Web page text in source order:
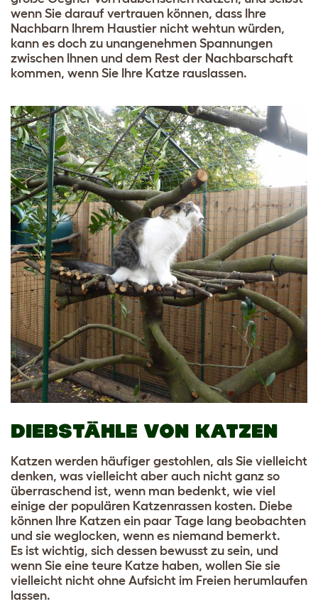
wenn Sie darauf vertrauen können, dass Ihre
Nachbarn Ihrem Haustier nicht wehtun würden,
kann es doch zu unangenehmen Spannungen
zwischen Ihnen und dem Rest der Nachbarschaft
kommen, wenn Sie Ihre Katze rauslassen.
DIEBSTÄHLE VON KATZEN
Katzen werden häufiger gestohlen, als Sie vielleicht
denken, was vielleicht aber auch nicht ganz so
überraschend ist, wenn man bedenkt, wie viel
einige der populären Katzenrassen kosten. Diebe
können Ihre Katzen ein paar Tage lang beobachten
und sie weglocken, wenn es niemand bemerkt.
Es ist wichtig, sich dessen bewusst zu sein, und
wenn Sie eine teure Katze haben, wollen Sie sie
vielleicht nicht ohne Aufsicht im Freien herumlaufen
lassen.